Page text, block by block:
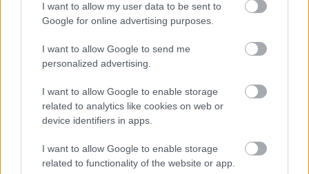
I want to allow my user data to be sent to
Google for online advertising purposes.
I want to allow Google to send me
personalized advertising.
I want to allow Google to enable storage
related to analytics like cookies on web or
device identifiers in apps.
I want to allow Google to enable storage
related to functionality of the website or app.
„Lando és Oscar kapcsolata csak még erősebbé vált a
tavalyi év után” – Stella